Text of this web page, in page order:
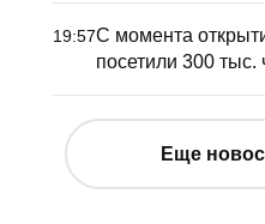
19:57С момента
посетили 300 тыс.
Еще